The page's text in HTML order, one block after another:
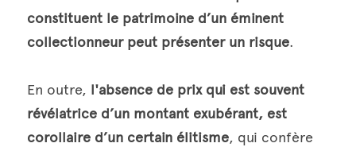
constituent le patrimoine d’un éminent
collectionneur peut présenter un risque.
En outre, l'absence de prix qui est souvent
révélatrice d’un montant exubérant, est
corollaire d’un certain élitisme, qui confère